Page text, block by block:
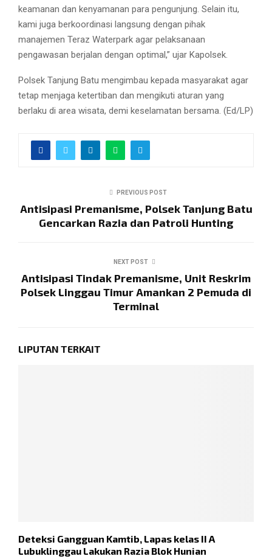
keamanan dan kenyamanan para pengunjung. Selain itu,
kami juga berkoordinasi langsung dengan pihak
manajemen Teraz Waterpark agar pelaksanaan
pengawasan berjalan dengan optimal,” ujar Kapolsek.
Polsek Tanjung Batu mengimbau kepada masyarakat agar
tetap menjaga ketertiban dan mengikuti aturan yang
berlaku di area wisata, demi keselamatan bersama. (Ed/LP)
PREVIOUS POST
Antisipasi Premanisme, Polsek Tanjung Batu
Gencarkan Razia dan Patroli Hunting
NEXT POST
Antisipasi Tindak Premanisme, Unit Reskrim
Polsek Linggau Timur Amankan 2 Pemuda di
Terminal
LIPUTAN TERKAIT
Deteksi Gangguan Kamtib, Lapas kelas II A
Lubuklinggau Lakukan Razia Blok Hunian